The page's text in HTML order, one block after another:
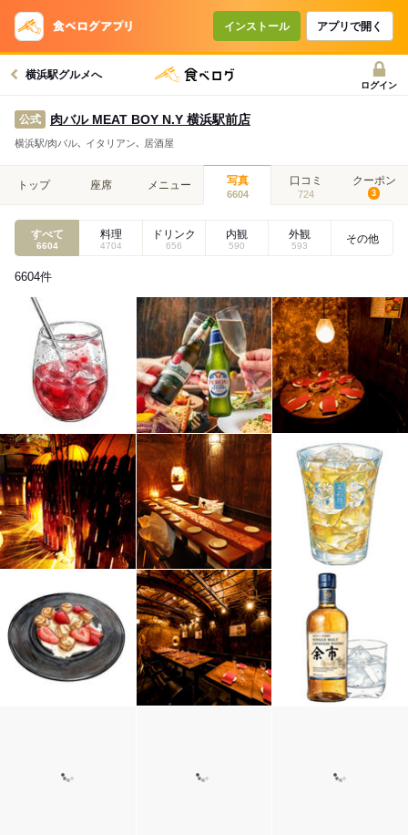
インストール アプリで開く
横浜駅グルメへ
ログイン
公式 肉バル MEAT BOY N.Y 横浜駅前店
横浜駅/肉バル､ イタリアン､ 居酒屋
トップ 座席 メニュー 写真
6604
口コミ
724
クーポン
3
すべて
6604
料理
4704
ドリンク
656
内観
590
外観
593
その他
6604件